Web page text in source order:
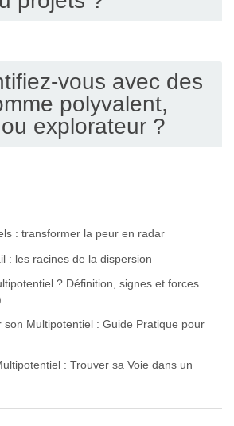
vous avec des
polyvalent,
explorateur ?
: transformer la peur en radar
: les racines de la dispersion
? Définition, signes et forces
son Multipotentiel : Guide Pratique pour
: Trouver sa Voie dans un